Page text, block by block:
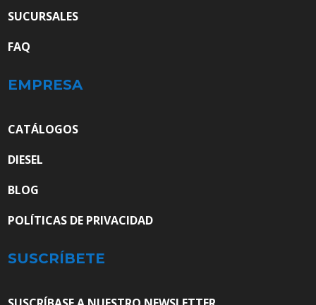
SUCURSALES
FAQ
EMPRESA
CATÁLOGOS
DIESEL
BLOG
POLÍTICAS DE PRIVACIDAD
SUSCRÍBETE